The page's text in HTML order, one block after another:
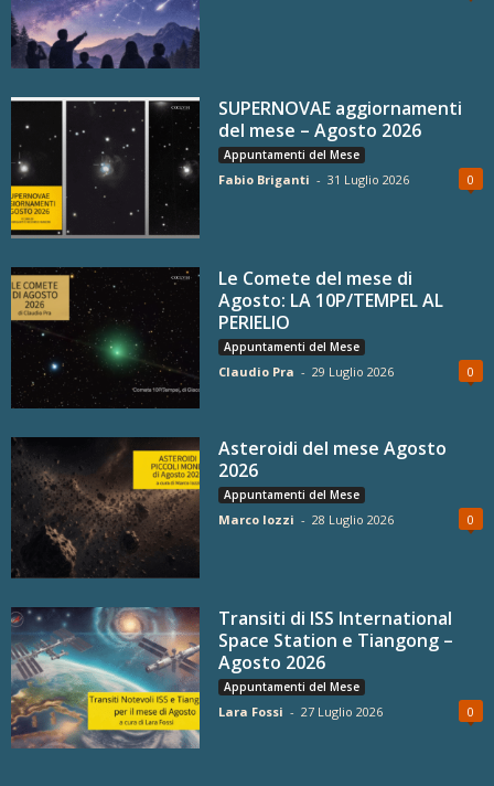
SUPERNOVAE aggiornamenti
del mese – Agosto 2026
Appuntamenti del Mese
Fabio Briganti - 31 Luglio 2026 0
Le Comete del mese di
Agosto: LA 10P/TEMPEL AL
PERIELIO
Appuntamenti del Mese
Claudio Pra - 29 Luglio 2026 0
Asteroidi del mese Agosto
2026
Appuntamenti del Mese
Marco Iozzi - 28 Luglio 2026 0
Transiti di ISS International
Space Station e Tiangong –
Agosto 2026
Appuntamenti del Mese
Lara Fossi - 27 Luglio 2026 0